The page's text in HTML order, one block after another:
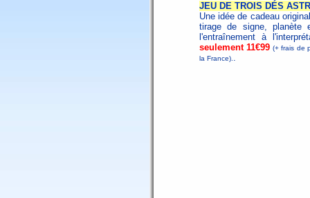
JEU DE TROIS DÉS
Une idée de cadeau
tirage de signe, planète
l'entraînement à
seulement 11€99 (+ frais de
la France). .